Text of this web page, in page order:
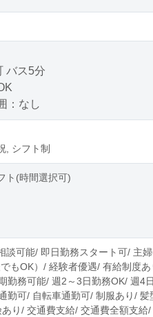
バス5分
：なし
, シフト制
ト(時間選択可)
談可能/ 即日勤務スタート可/ 主
もOK）/ 経験者優遇/ 有給制度あ
勤務可能/ 週2～3日勤務OK/ 週4
勤可/ 自転車通勤可/ 制服あり/ 髪
り/ 交通費支給/ 交通費全額支給/